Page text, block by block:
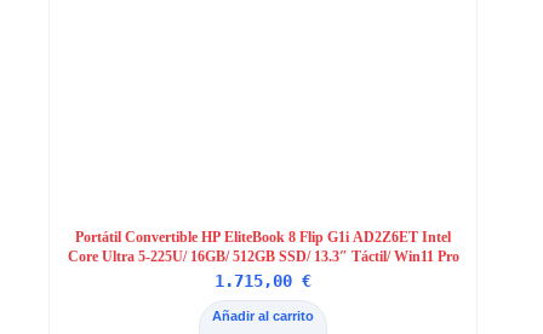
Portátil Convertible HP EliteBook 8 Flip G1i AD2Z6ET Intel
Core Ultra 5-225U/ 16GB/ 512GB SSD/ 13.3″ Táctil/ Win11 Pro
1.715,00€
Añadir al carrito